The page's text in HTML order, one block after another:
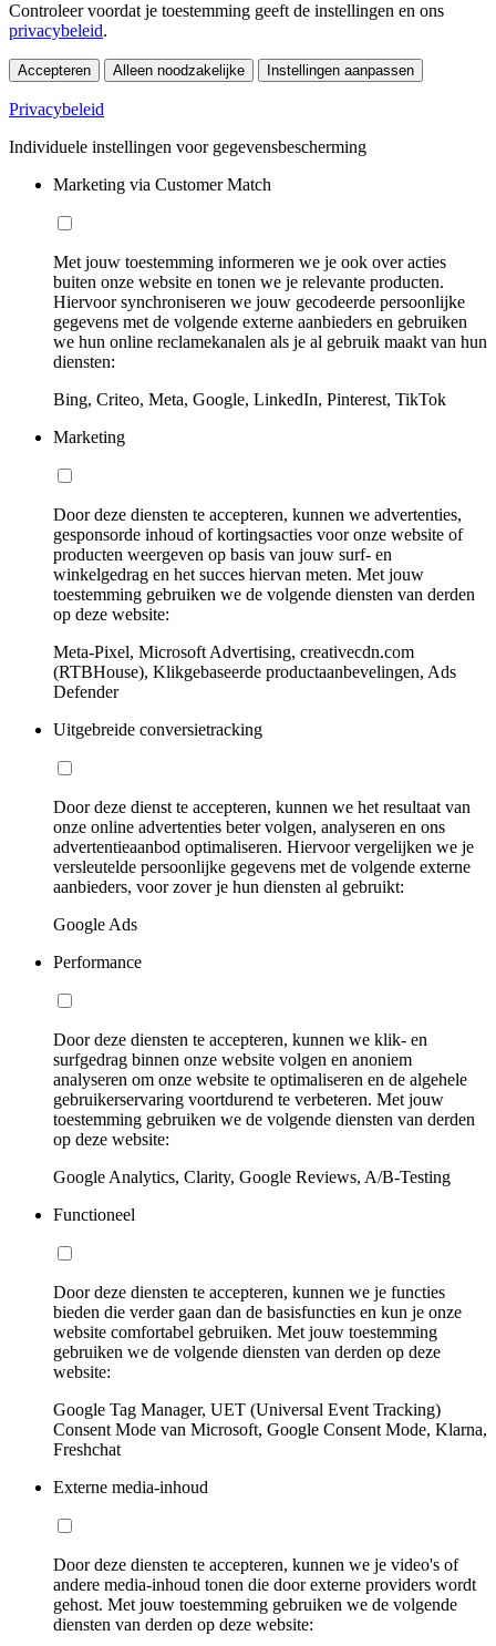
Controleer voordat je toestemming geeft de instellingen en ons
privacybeleid.
Accepteren Alleen noodzakelijke Instellingen aanpassen
Privacybeleid
Individuele instellingen voor gegevensbescherming
Marketing via Customer Match
Met jouw toestemming informeren we je ook over acties
buiten onze website en tonen we je relevante producten.
Hiervoor synchroniseren we jouw gecodeerde persoonlijke
gegevens met de volgende externe aanbieders en gebruiken
we hun online reclamekanalen als je al gebruik maakt van hun
diensten:
Bing, Criteo, Meta, Google, LinkedIn, Pinterest, TikTok
Marketing
Door deze diensten te accepteren, kunnen we advertenties,
gesponsorde inhoud of kortingsacties voor onze website of
producten weergeven op basis van jouw surf- en
winkelgedrag en het succes hiervan meten. Met jouw
toestemming gebruiken we de volgende diensten van derden
op deze website:
Meta-Pixel, Microsoft Advertising, creativecdn.com
(RTBHouse), Klikgebaseerde productaanbevelingen, Ads
Defender
Uitgebreide conversietracking
Door deze dienst te accepteren, kunnen we het resultaat van
onze online advertenties beter volgen, analyseren en ons
advertentieaanbod optimaliseren. Hiervoor vergelijken we je
versleutelde persoonlijke gegevens met de volgende externe
aanbieders, voor zover je hun diensten al gebruikt:
Google Ads
Performance
Door deze diensten te accepteren, kunnen we klik- en
surfgedrag binnen onze website volgen en anoniem
analyseren om onze website te optimaliseren en de algehele
gebruikerservaring voortdurend te verbeteren. Met jouw
toestemming gebruiken we de volgende diensten van derden
op deze website:
Google Analytics, Clarity, Google Reviews, A/B-Testing
Functioneel
Door deze diensten te accepteren, kunnen we je functies
bieden die verder gaan dan de basisfuncties en kun je onze
website comfortabel gebruiken. Met jouw toestemming
gebruiken we de volgende diensten van derden op deze
website:
Google Tag Manager, UET (Universal Event Tracking)
Consent Mode van Microsoft, Google Consent Mode, Klarna,
Freshchat
Externe media-inhoud
Door deze diensten te accepteren, kunnen we je video's of
andere media-inhoud tonen die door externe providers wordt
gehost. Met jouw toestemming gebruiken we de volgende
diensten van derden op deze website: